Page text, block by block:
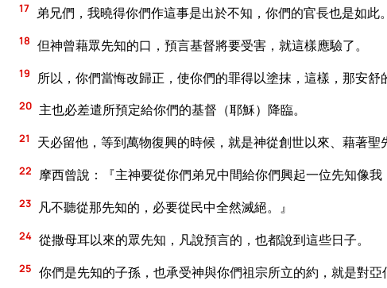
17 弟兄們，我曉得你們作這事是出於不知，你們的官長也是如此。
18 但神曾藉眾先知的口，預言基督將要受害，就這樣應驗了。
19 所以，你們當悔改歸正，使你們的罪得以塗抹，這樣，那安舒
20 主也必差遣所預定給你們的基督（耶穌）降臨。
21 天必留他，等到萬物復興的時候，就是神從創世以來、藉著聖
22 摩西曾說：『主神要從你們弟兄中間給你們興起一位先知像我
23 凡不聽從那先知的，必要從民中全然滅絕。』
24 從撒母耳以來的眾先知，凡說預言的，也都說到這些日子。
25 你們是先知的子孫，也承受神與你們祖宗所立的約，就是對